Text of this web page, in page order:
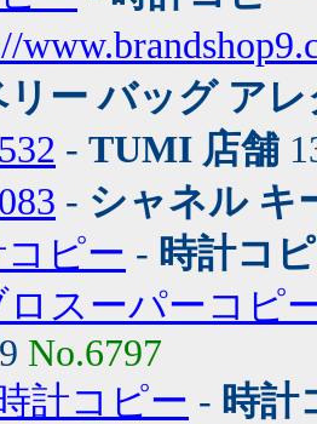
ー バッグ ア
- TUMI 店舗
- シャネル キ
ピー - 時計コ
ロスーパーコピ
No.6797
計コピー - 時計